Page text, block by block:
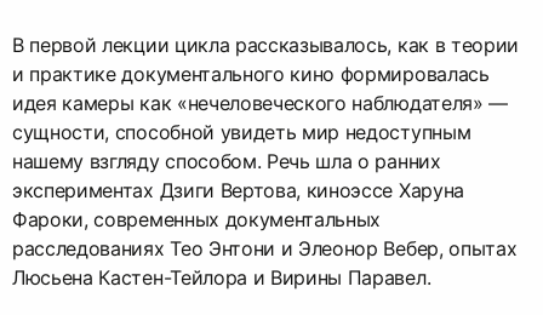
В первой лекции цикла рассказывалось, как в теории
и практике документального кино формировалась
идея камеры как «нечеловеческого наблюдателя» —
сущности, способной увидеть мир недоступным
нашему взгляду способом. Речь шла о ранних
экспериментах Дзиги Вертова, киноэссе Харуна
Фароки, современных документальных
расследованиях Тео Энтони и Элеонор Вебер, опытах
Люсьена Кастен-Тейлора и Вирины Паравел.